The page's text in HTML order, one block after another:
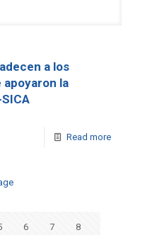
a los
la
Read more
6 7 8